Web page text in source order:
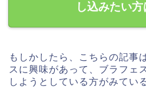
し込みたい
もしかしたら、こちらの記事
スに興味があって、ブラフェ
しようとしている方がみてい